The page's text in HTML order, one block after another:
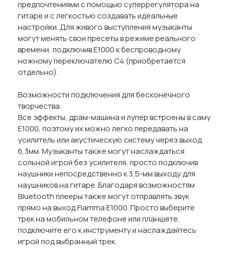
предпочтениями с помощью суперрегулятора на
гитаре и с легкостью создавать идеальные
настройки. Для живого выступления музыканты
могут менять свои пресеты в режиме реального
времени, подключив E1000 к беспроводному
ножному переключателю C4 (приобретается
отдельно).
Возможности подключения для бесконечного
творчества.
Все эффекты, драм-машина и лупер встроены в саму
E1000, поэтому их можно легко передавать на
усилитель или акустическую систему через выход
6,3мм. Музыканты также могут наслаждаться
сольной игрой без усилителя, просто подключив
наушники непосредственно к 3,5-мм выходу для
наушников на гитаре. Благодаря возможностям
Bluetooth плееры также могут отправлять звук
прямо на выход Flamma E1000. Просто выберите
трек на мобильном телефоне или планшете,
подключите его к инструменту и наслаждайтесь
игрой под выбранный трек.